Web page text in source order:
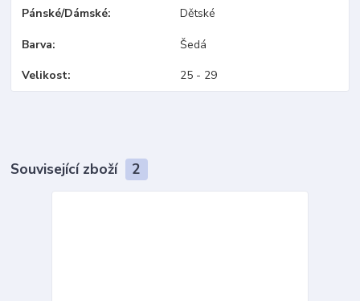
Pánské/Dámské Dětské
Barva Šedá
Velikost 25 - 29
Související zboží 2